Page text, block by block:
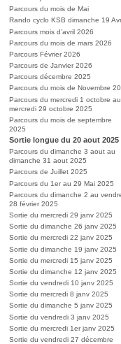
la
recherche
Parcours du mois de Mai
Rando cyclo KSB dimanche 19
Parcours mois d’avril 2026
Parcours du mois de mars 2026
Parcours Février 2026
Parcours de Janvier 2026
Parcours décembre 2025
Parcours du mois de Novembre
Parcours du mercredi 1 octobre au
mercredi 29 octobre 2025
Parcours du mois de septembre
2025
Sortie longue du 20 aout 2025
Parcours du dimanche 3 aout au
dimanche 31 aout 2025
Parcours de Juillet 2025
Parcours du 1er au 29 Mai 2025
Parcours du dimanche 2 au
28 février 2025
Sortie du mercredi 29 janv 2025
Sortie du dimanche 26 janv 2025
Sortie du mercredi 22 janv 2025
Sortie du dimanche 19 janv 2025
Sortie du mercredi 15 janv 2025
Sortie du dimanche 12 janv 2025
Sortie du vendredi 10 janv 2025
Sortie du mercredi 8 janv 2025
Sortie du dimanche 5 janv 2025
Sortie du vendredi 3 janv 2025
Sortie du mercredi 1er janv 2025
Sortie du vendredi 27 décembre